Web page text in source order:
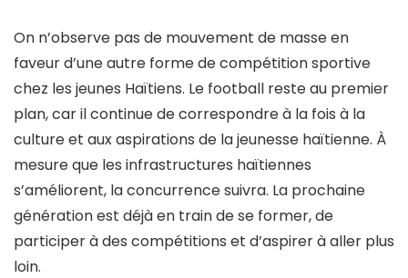
On n’observe pas de mouvement de masse en
faveur d’une autre forme de compétition sportive
chez les jeunes Haïtiens. Le football reste au premier
plan, car il continue de correspondre à la fois à la
culture et aux aspirations de la jeunesse haïtienne. À
mesure que les infrastructures haïtiennes
s’améliorent, la concurrence suivra. La prochaine
génération est déjà en train de se former, de
participer à des compétitions et d’aspirer à aller plus
loin.